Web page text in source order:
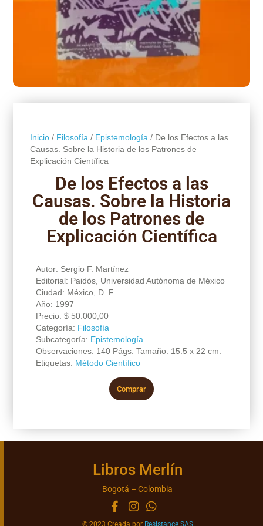
Inicio/ Filosofía / Epistemología / De los Efectos a las
Causas. Sobre la Historia de los Patrones de
Explicación Científica
De los Efectos a las
Causas. Sobre la Historia
de los Patrones de
Explicación Científica
Autor: Sergio F. Martínez
Editorial: Paidós, Universidad Autónoma de México
Ciudad: México, D. F.
Año: 1997
Precio: $50.000,00
Categoría: Filosofía
Subcategoría: Epistemología
Observaciones: 140 Págs. Tamaño: 15.5 x 22 cm.
Etiquetas: Método Científico
Comprar
Libros Merlín
Bogotá – Colombia
© 2023 Creada por Resistance SAS